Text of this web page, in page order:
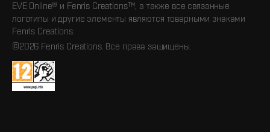
EVE Online® и Fenris Creations™, а также все связанные
логотипы и другие элементы являются товарными знаками
Fenris Creations.
©2026 Fenris Creations. Все права защищены.